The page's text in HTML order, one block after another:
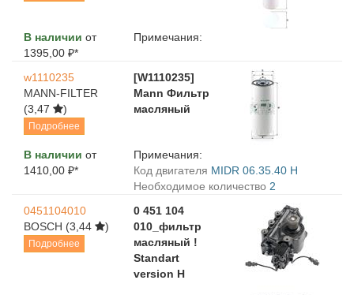
В наличии от
1395,00 ₽*
Примечания:
w1110235
MANN-FILTER
(3,47
)
Подробнее
[W1110235]
Mann Фильтр
масляный
В наличии от
1410,00 ₽*
Примечания:
Код двигателя MIDR 06.35.40 H
Необходимое количество 2
0451104010
BOSCH (3,44 )
Подробнее
0 451 104
010_фильтр
масляный !
Standart
version H